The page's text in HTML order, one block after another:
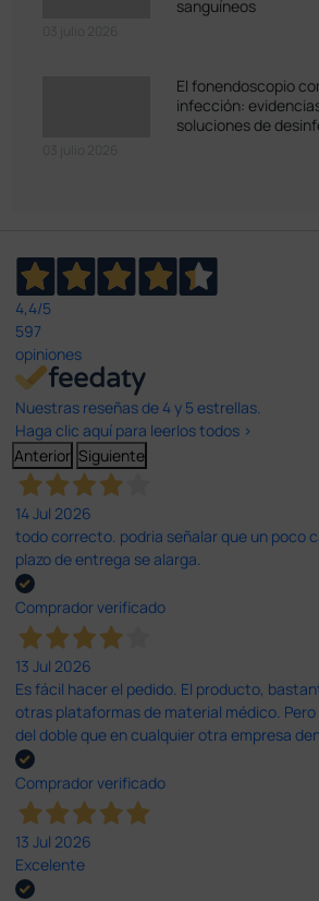
sanguíneos
El fonendoscopio
infección:
soluciones de
4,4/5
597
opiniones
Nuestras reseñas de 4 y 5 estrellas.
Haga clic aquí para leerlos todos >
Anterior Siguiente
14 Jul 2026
todo correcto. podria señalar que un poco
plazo de entrega se alarga.
Comprador verificado
13 Jul 2026
Es fácil hacer el pedido. El producto,
otras plataformas de material médico.
del doble que en cualquier otra empresa
Comprador verificado
13 Jul 2026
Excelente